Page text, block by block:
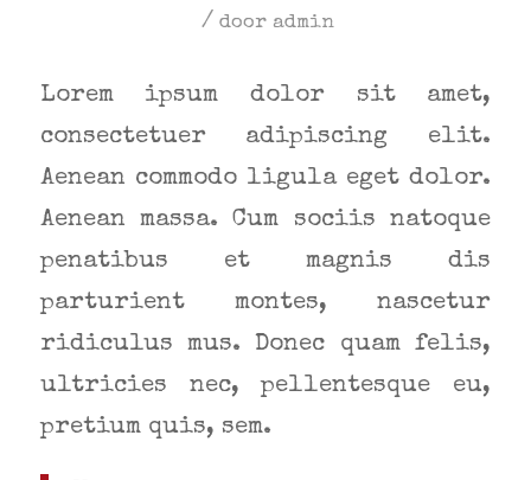
/ door admin
Lorem ipsum dolor sit amet,
consectetuer adipiscing elit.
Aenean commodo ligula eget dolor.
Aenean massa. Cum sociis natoque
penatibus et magnis dis
parturient montes, nascetur
ridiculus mus. Donec quam felis,
ultricies nec, pellentesque eu,
pretium quis, sem.